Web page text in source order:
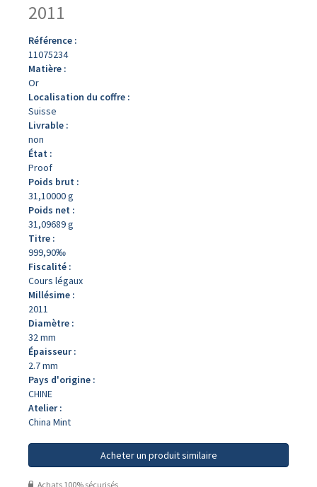
2011
Référence :
11075234
Matière :
Or
Localisation du coffre :
Suisse
Livrable :
non
État :
Proof
Poids brut :
31,10000 g
Poids net :
31,09689 g
Titre :
999,90‰
Fiscalité :
Cours légaux
Millésime :
2011
Diamètre :
32 mm
Épaisseur :
2.7 mm
Pays d'origine :
CHINE
Atelier :
China Mint
Acheter un produit similaire
Achats 100% sécurisés